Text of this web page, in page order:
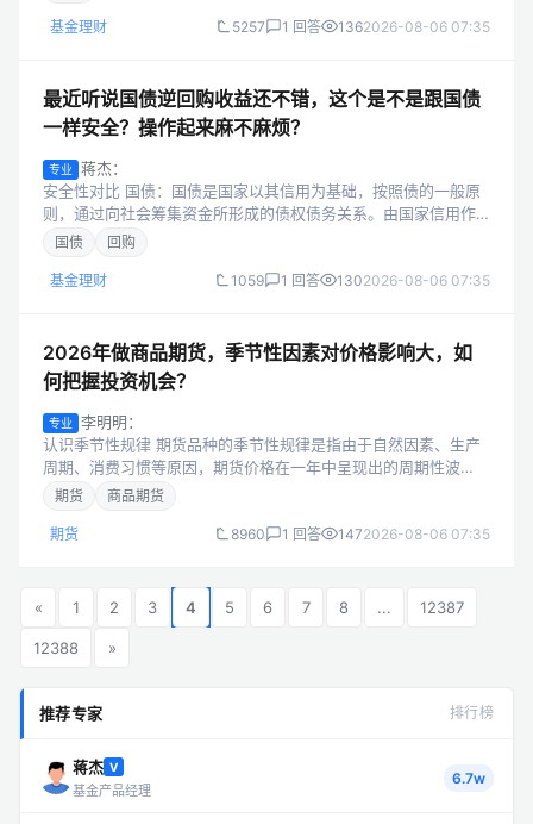
基金理财 5257 1 回答 1362026-08-06 07:35
最近听说国债逆回购收益还不错，这个是不是跟国债
一样安全？操作起来麻不麻烦？
专业
蒋杰：
安全性对比 国债：国债是国家以其信用为基础，按照债的一般原
则，通过向社会筹集资金所形成的债权债务关系。由国家信用作
担保，基本不存在违约风险，安全性极高。 国债逆回购：本质是
国债 回购
基金理财 1059 1 回答 1302026-08-06 07:35
2026年做商品期货，季节性因素对价格影响大，如
何把握投资机会？
专业
李明明：
认识季节性规律 期货品种的季节性规律是指由于自然因素、生产
周期、消费习惯等原因，期货价格在一年中呈现出的周期性波
动。了解这些规律可以帮助投资者在合适的时机进行交易。 不同
期货 商品期货
期货 8960 1 回答 1472026-08-06 07:35
« 1 2 3 4 5 6 7 8 ... 12387
12388 »
推荐专家 排行榜
蒋杰 V
基金产品经理
6.7w